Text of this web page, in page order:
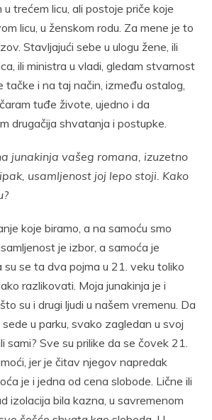
trećem licu, ali postoje priče koje
licu, u ženskom rodu. Za mene je to
Stavljajući sebe u ulogu žene, ili
ili ministra u vladi, gledam stvarnost
i na taj način, između ostalog,
tuđe živote, ujedno i da
drugačija shvatanja i postupke.
junakinja vašeg romana, izuzetno
usamljenost joj lepo stoji. Kako
koje biramo, a na samoću smo
je izbor, a samoća je
su se ta dva pojma u 21. veku toliko
razlikovati. Moja junakinja je i
su i drugi ljudi u našem vremenu. Da
sede u parku, svako zagledan u svoj
sami? Sve su prilike da se čovek 21.
jer je čitav njegov napredak
je i jedna od cena slobode. Lične ili
izolacija bila kazna, u savremenom